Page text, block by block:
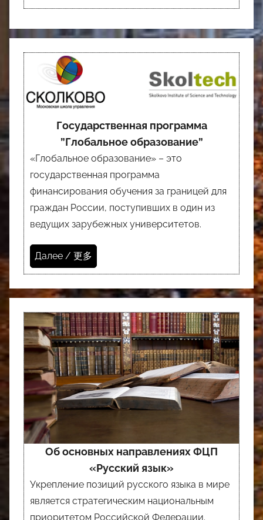
Государственная программа
”Глобальное образование”
«Глобальное образование» – это
государственная программа
финансирования обучения за границей для
граждан России, поступивших в один из
ведущих зарубежных университетов.
Далее / 更多
Об основных направлениях ФЦП
«Русский язык»
Укрепление позиций русского языка в мире
является стратегическим национальным
приоритетом Российской Федерации.